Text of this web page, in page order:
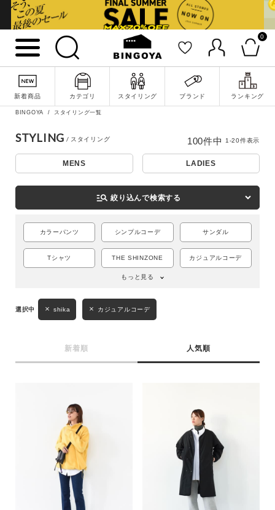
0
新着商品 カテゴリ スタイリング ブランド ランキング
詳細検索
BINGOYA スタイリング一覧
STYLING
MENS LADIES
manage_search 絞り込んで検索する
カラーパンツ シンプルコーデ サンダル
Tシャツ THE SHINZONE カジュアルコーデ
もっと見る
shika カジュアルコーデ
新着順 人気順
100件中 1-20件表示